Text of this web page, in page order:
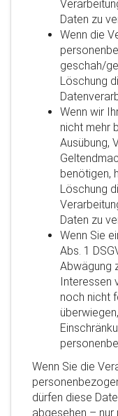
Daten zu
Wenn die
geschah/
Löschung
Wenn wir
nicht mehr
Ausübung,
benötigen,
Löschung
Daten zu
Wenn Sie
Abs. 1
Abwägung
Interessen
noch nicht
Wenn Sie die
dürfen diese
abgesehen – nur